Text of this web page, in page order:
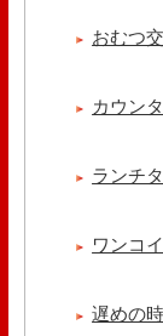
【 よもぎ蒸し
クゼーション店
おむつ
カウン
ランチ
ワンコ
遅めの